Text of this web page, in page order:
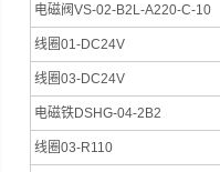
电磁阀VS-02-B2L-A220-C-10
线圈01-DC24V
线圈03-DC24V
电磁铁DSHG-04-2B2
线圈03-R110